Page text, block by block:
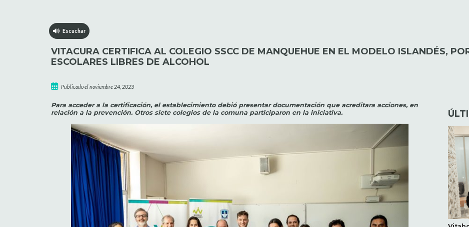
Escuchar
VITACURA CERTIFICA AL COLEGIO SSCC DE MANQUEHUE EN EL MODELO ISLANDÉS,
ESCOLARES LIBRES DE ALCOHOL
Publicado el noviembre 24, 2023
Para acceder a la certificación, el establecimiento debió presentar documentación que acreditara acciones, en
relación a la prevención. Otros siete colegios de la comuna participaron en la iniciativa.